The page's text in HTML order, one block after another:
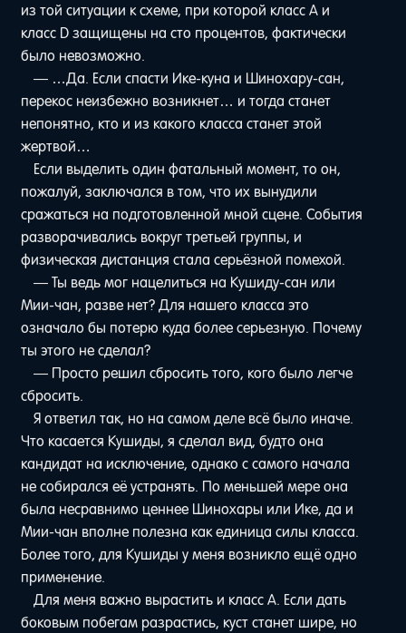
из той ситуации к схеме, при которой класс A и
класс D защищены на сто процентов, фактически
было невозможно.
— …Да. Если спасти Ике-куна и Шинохару-сан,
перекос неизбежно возникнет… и тогда станет
непонятно, кто и из какого класса станет этой
жертвой…
Если выделить один фатальный момент, то он,
пожалуй, заключался в том, что их вынудили
сражаться на подготовленной мной сцене. События
разворачивались вокруг третьей группы, и
физическая дистанция стала серьёзной помехой.
— Ты ведь мог нацелиться на Кушиду-сан или
Мии-чан, разве нет? Для нашего класса это
означало бы потерю куда более серьезную. Почему
ты этого не сделал?
— Просто решил сбросить того, кого было легче
сбросить.
Я ответил так, но на самом деле всё было иначе.
Что касается Кушиды, я сделал вид, будто она
кандидат на исключение, однако с самого начала
не собирался её устранять. По меньшей мере она
была несравнимо ценнее Шинохары или Ике, да и
Мии-чан вполне полезна как единица силы класса.
Более того, для Кушиды у меня возникло ещё одно
применение.
Для меня важно вырастить и класс A. Если дать
боковым побегам разрастись, куст станет шире, но